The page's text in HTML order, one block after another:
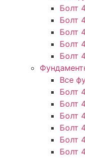
Болт
Болт
Болт
Болт
Болт
Все
Болт
Болт
Болт
Болт
Болт
Болт